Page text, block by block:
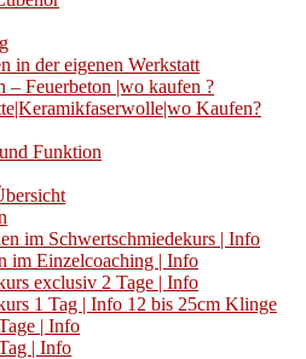
in der eigenen Werkstatt
– Feuerbeton |wo kaufen ?
Kaufen?
Funktion
im Schwertschmiedekurs | Info
im Einzelcoaching | Info
exclusiv 2 Tage | Info
1 Tag | Info 12 bis 25cm Klinge
| Info
| Info